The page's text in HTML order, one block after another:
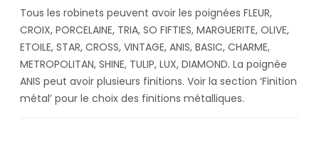
Tous les robinets peuvent avoir les poignées FLEUR,
CROIX, PORCELAINE, TRIA, SO FIFTIES, MARGUERITE, OLIVE,
ETOILE, STAR, CROSS, VINTAGE, ANIS, BASIC, CHARME,
METROPOLITAN, SHINE, TULIP, LUX, DIAMOND. La poignée
ANIS peut avoir plusieurs finitions. Voir la section ‘Finition
métal’ pour le choix des finitions métalliques.